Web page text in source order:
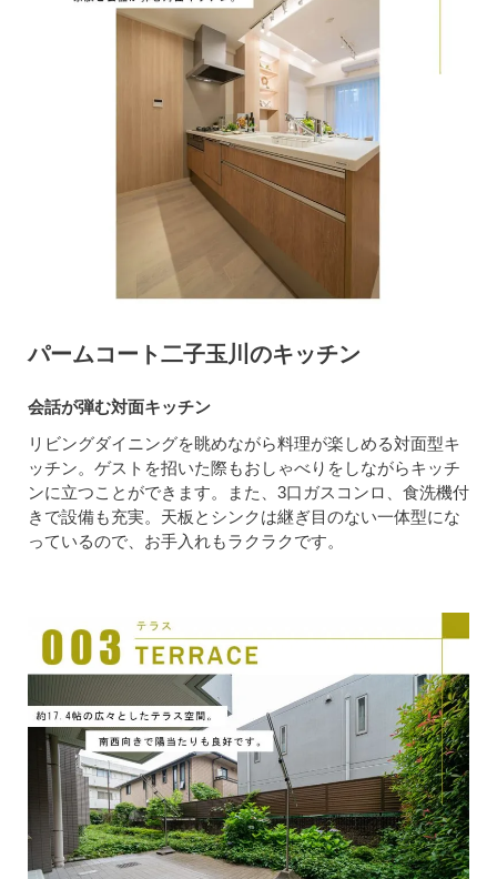
パームコート二子玉川のキッチン
会話が弾む対面キッチン
リビングダイニングを眺めながら料理が楽しめる対面型キ
ッチン。ゲストを招いた際もおしゃべりをしながらキッチ
ンに立つことができます。また、3口ガスコンロ、食洗機付
きで設備も充実。天板とシンクは継ぎ目のない一体型にな
っているので、お手入れもラクラクです。